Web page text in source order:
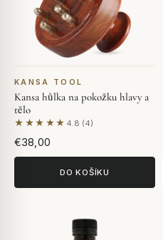
KANSA TOOL
Kansa hůlka na pokožku hlavy a
tělo
★★★★★ 4.8 (4)
Na základě 4 hodnocení
€38,00
DO KOŠÍKU